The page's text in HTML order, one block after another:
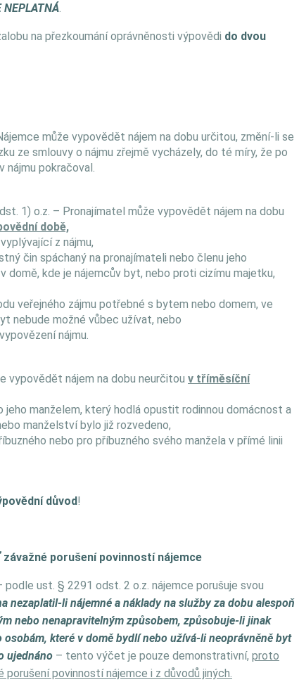
.
na přezkoumání oprávněnosti výpovědi do dvou
může vypovědět nájem na dobu určitou, změní-li se
ze smlouvy o nájmu zřejmě vycházely, do té míry, že po
nájmu pokračoval.
1) o.z. – Pronajímatel může vypovědět nájem na dobu
době,
z nájmu,
čin spáchaný na pronajímateli nebo členu jeho
domě, kde je nájemcův byt, nebo proti cizímu majetku,
veřejného zájmu potřebné s bytem nebo domem, ve
nebude možné vůbec užívat, nebo
nájmu.
vypovědět nájem na dobu neurčitou v tříměsíční
manželem, který hodlá opustit rodinnou domácnost a
manželství bylo již rozvedeno,
nebo pro příbuzného svého manžela v přímé linii
důvod!
porušení povinností nájemce
podle ust. § 2291 odst. 2 o.z. nájemce porušuje svou
nezaplatil-li nájemné a náklady na služby za dobu alespoň
nebo nenapravitelným způsobem, způsobuje-li jinak
které v domě bydlí nebo užívá-li neoprávněně byt
ujednáno – tento výčet je pouze demonstrativní, proto
povinností nájemce i z důvodů jiných.